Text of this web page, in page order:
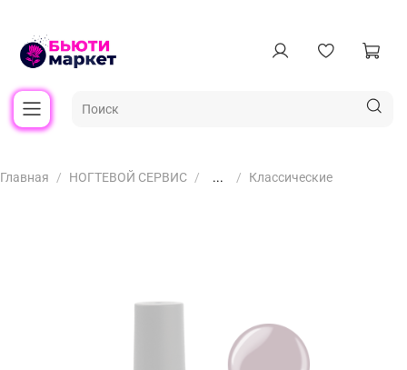
Главная НОГТЕВОЙ СЕРВИС ... Классические